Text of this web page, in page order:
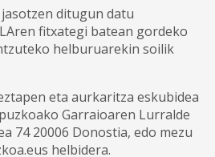
ditugun datu
fitxategi batean gordeko
helburuarekin soilik
eta aurkaritza eskubidea
Garraioaren Lurralde
74 20006 Donostia, edo mezu
helbidera.